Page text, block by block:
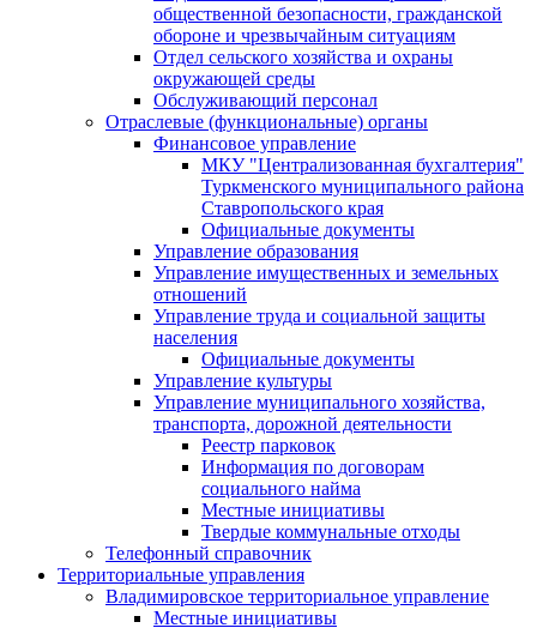
общественной безопасности, гражданской
оборонe и чрезвычайным ситуациям
Отдел сельского хозяйства и охраны
окружающей среды
Обслуживающий персонал
Отраслевые (функциональные) органы
Финансовое управление
МКУ "Централизованная бухгалтерия"
Туркменского муниципального района
Ставропольского края
Официальные документы
Управление образования
Управление имущественных и земельных
отношений
Управление труда и социальной защиты
населения
Официальные документы
Управление культуры
Управление муниципального хозяйства,
транспорта, дорожной деятельности
Реестр парковок
Информация по договорам
социального найма
Местные инициативы
Твердые коммунальные отходы
Телефонный справочник
Территориальные управления
Владимировское территориальное управление
Местные инициативы